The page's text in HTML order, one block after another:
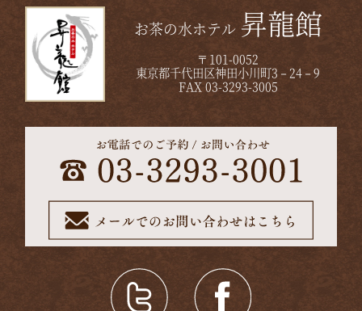
お茶の水ホテル 昇龍館
〒101-0052
東京都千代田区神田小川町3－24－9
FAX 03-3293-3005